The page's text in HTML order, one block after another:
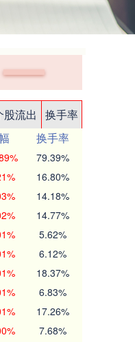
股流出
换手率
换手率
79.39%
16.80%
14.18%
14.77%
5.62%
6.12%
18.37%
6.83%
17.26%
7.68%